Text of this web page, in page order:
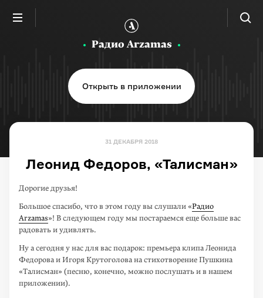
Радио Arzamas
Открыть в приложении
31 ДЕКАБРЯ 2018
Леонид Федоров, «Талисман»
Дорогие друзья!
Большое спасибо, что в этом году вы слушали «Радио
Arzamas»! В следующем году мы постараемся еще больше вас
радовать и удивлять.
Ну а сегодня у нас для вас подарок: премьера клипа Леонида
Федорова и Игоря Крутоголова на стихотворение Пушкина
«Талисман» (песню, конечно, можно послушать и в нашем
приложении).